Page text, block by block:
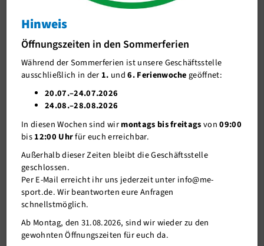
Judo
Vereinsmeisterschaften 2024
24.09.2024
Am 21.September war es wieder soweit. Judokas von me-sport
und dem Heinrich-Heine-Gymnasium kämpften bei den
J-Team
Stellenangebote
Förderverein me-sport e.V.
Mitgliederservice
Verantwortung
Hinweis
Öffnungszeiten in den Sommerferien
Während der Sommerferien ist unsere Geschäftsstelle
ausschließlich in der 1. und6. Ferienwochegeöffnet:
20.07.–24.07.2026
24.08.–28.08.2026
In diesen Wochen sind wirmontags bis freitagsvon09:00
bis12:00 Uhrfür euch erreichbar.
Außerhalb dieser Zeiten bleibt die Geschäftsstelle
geschlossen.
Per E-Mail erreicht ihr uns jederzeit unter info@me-
sport.de. Wir beantworten eure Anfragen
schnellstmöglich.
Ab Montag, den 31.08.2026, sind wir wieder zu den
gewohnten Öffnungszeiten für euch da.